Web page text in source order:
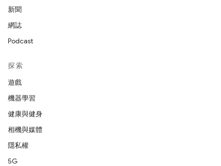
新聞
網誌
Podcast
探索
遊戲
機器學習
健康與健身
相機與媒體
隱私權
5G